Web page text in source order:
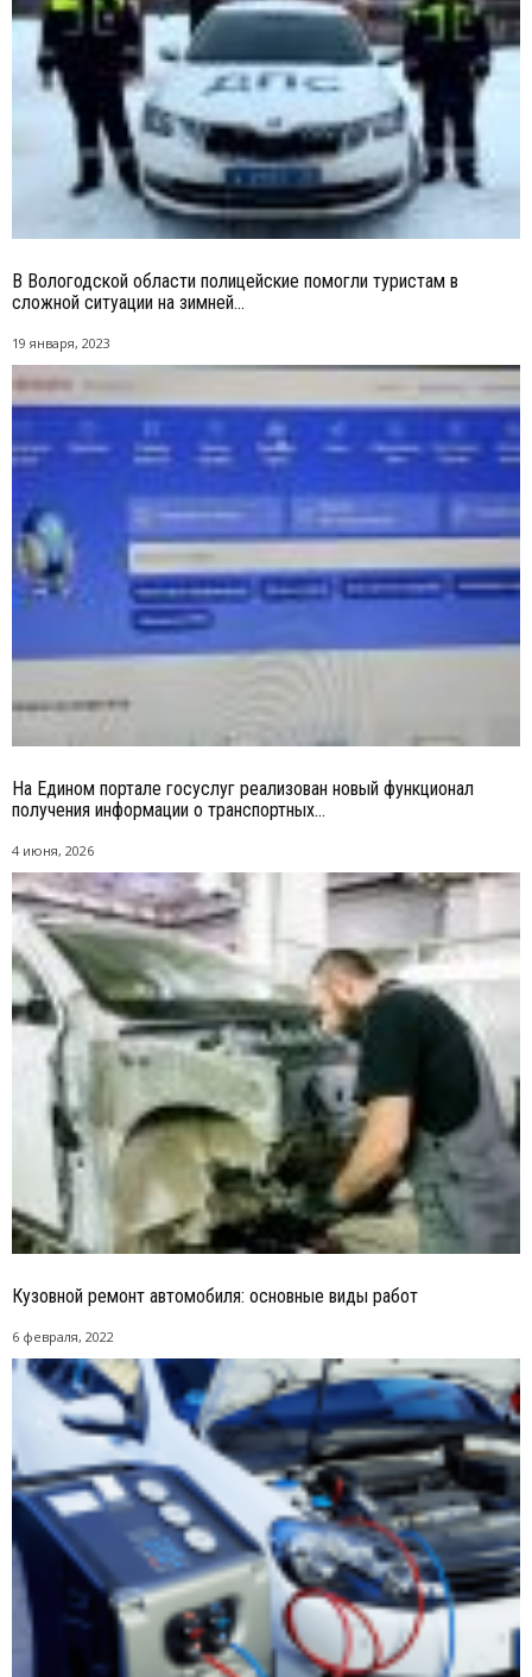
В Вологодской области полицейские помогли туристам в
сложной ситуации на зимней...
19 января, 2023
На Едином портале госуслуг реализован новый функционал
получения информации о транспортных...
4 июня, 2026
Кузовной ремонт автомобиля: основные виды работ
6 февраля, 2022